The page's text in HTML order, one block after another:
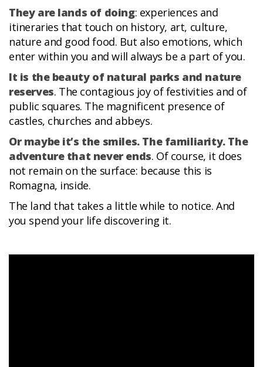
They are lands of doing: experiences and
itineraries that touch on history, art, culture,
nature and good food. But also emotions, which
enter within you and will always be a part of you.
It is the beauty of natural parks and nature
reserves. The contagious joy of festivities and of
public squares. The magnificent presence of
castles, churches and abbeys.
Or maybe it’s the smiles. The familiarity. The
adventure that never ends. Of course, it does
not remain on the surface: because this is
Romagna, inside.
The land that takes a little while to notice. And
you spend your life discovering it.